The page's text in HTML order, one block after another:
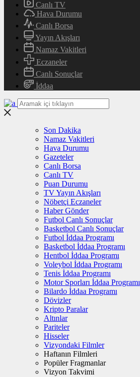
Canlı TV
Hava Durumu
Canlı Borsa
Yayın Akışları
Namaz Vakitleri
Eczaneler
Canlı Sonuçlar
İddaa
Son Dakika
Namaz Vakitleri
Hava Durumu
Gazeteler
Canlı Borsa
Canlı TV
Puan Durumu
TV Yayın Akışları
Nöbetçi Eczaneler
Haber Gönder
Futbol Canlı Sonuçlar
Basketbol Canlı Sonuçlar
Futbol İddaa Programı
Basketbol İddaa Programı
Hentbol İddaa Programı
Voleybol İddaa Programı
Tenis İddaa Programı
Motor Sporları İddaa Programı
Bilardo İddaa Programı
Dövizler
Kripto Paralar
Altınlar
Pariteler
Hisseler
Vizyondaki Filmler
Haftanın Filmleri
Popüler Fragmanlar
Vizyon Takvimi